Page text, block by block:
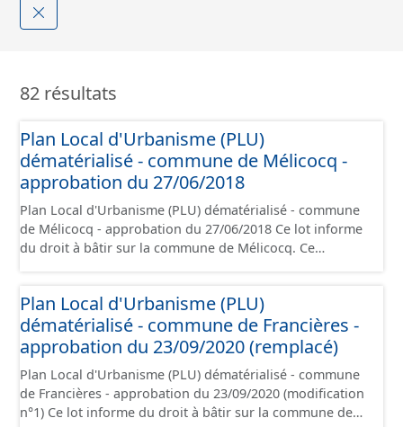
82 résultats
Plan Local d'Urbanisme (PLU)
dématérialisé - commune de Mélicocq -
approbation du 27/06/2018
Plan Local d'Urbanisme (PLU) dématérialisé - commune
de Mélicocq - approbation du 27/06/2018 Ce lot informe
du droit à bâtir sur la commune de Mélicocq. Ce
administratives, le rapport de présentation, le PADD, le
règlement (à l'exception des plans de zonages), les
annexes, les orientations d'aménagement et les données
géographiques. Malgré l'attention portée à la création
de ces données, il est rappelé que seuls les documents
papier font foi et sont opposables d'un point de vue
juridique.
Plan Local d'Urbanisme (PLU)
dématérialisé - commune de Francières -
approbation du 23/09/2020 (remplacé)
Plan Local d'Urbanisme (PLU) dématérialisé - commune
de Francières - approbation du 23/09/2020 (modification
n°1) Ce lot informe du droit à bâtir sur la commune de